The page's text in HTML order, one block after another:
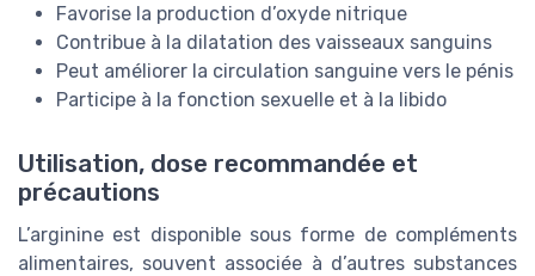
Favorise la production d’oxyde nitrique
Contribue à la dilatation des vaisseaux sanguins
Peut améliorer la circulation sanguine vers le pénis
Participe à la fonction sexuelle et à la libido
Utilisation, dose recommandée et
précautions
L’arginine est disponible sous forme de compléments
alimentaires, souvent associée à d’autres substances